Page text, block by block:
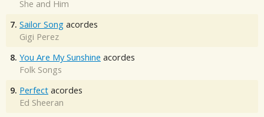
She and Him
7. Sailor Song acordes
Gigi Perez
8. You Are My Sunshine acordes
Folk Songs
9. Perfect acordes
Ed Sheeran